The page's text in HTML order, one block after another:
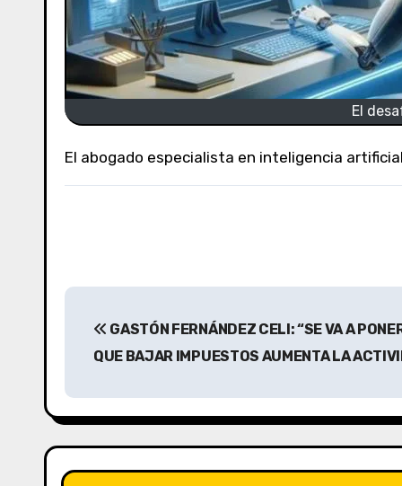
El
El abogado especialista en inteligencia
N
e
g
GASTÓN FERNÁNDEZ CELI: “SE VA A
QUE BAJAR IMPUESTOS AUMENTA LA